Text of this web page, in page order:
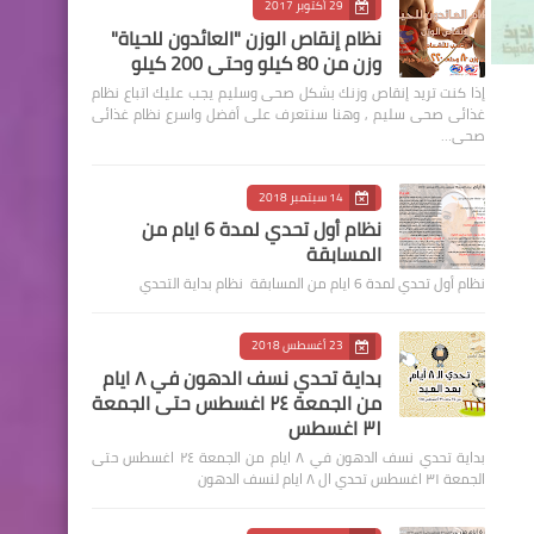
29 أكتوبر 2017
نظام إنقاص الوزن "العائدون للحياة"
وزن من 80 كيلو وحتى 200 كيلو
إذا كنت تريد إنقاص وزنك بشكل صحى وسليم يجب عليك اتباع نظام
غذائى صحى سليم , وهنا سنتعرف على أفضل واسرع نظام غذائى
صحى…
14 سبتمبر 2018
نظام أول تحدي لمدة 6 ايام من
المسابقة
نظام أول تحدي لمدة 6 ايام من المسابقة نظام بداية التحدي
23 أغسطس 2018
بداية تحدي نسف الدهون في ٨ ايام
من الجمعة ٢٤ اغسطس حتى الجمعة
٣١ اغسطس
بداية تحدي نسف الدهون في ٨ ايام من الجمعة ٢٤ اغسطس حتى
الجمعة ٣١ اغسطس تحدي ال ٨ ايام لنسف الدهون